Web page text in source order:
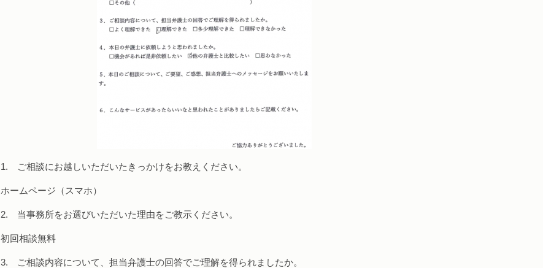
1. ご相談にお越しいただいたきっかけをお教えください。
ホームページ（スマホ）
2. 当事務所をお選びいただいた理由をご教示ください。
初回相談無料
3. ご相談内容について、担当弁護士の回答でご理解を得られましたか。